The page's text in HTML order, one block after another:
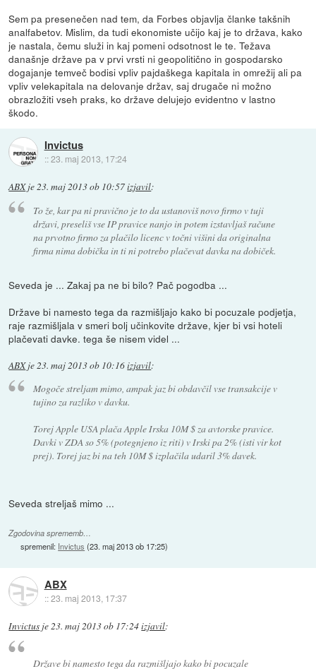
Sem pa presenečen nad tem, da Forbes objavlja članke takšnih
analfabetov. Mislim, da tudi ekonomiste učijo kaj je to država, kako
je nastala, čemu služi in kaj pomeni odsotnost le te. Težava
današnje države pa v prvi vrsti ni geopolitično in gospodarsko
dogajanje temveč bodisi vpliv pajdaškega kapitala in omrežij ali pa
vpliv velekapitala na delovanje držav, saj drugače ni možno
obrazložiti vseh praks, ko države delujejo evidentno v lastno
škodo.
Invictus
::23. maj 2013, 17:24
ABXje23. maj 2013 ob 10:57izjavil:
To že, kar pa ni pravično je to da ustanoviš novo firmo v tuji
državi, preseliš vse IP pravice nanjo in potem izstavljaš račune
na prvotno firmo za plačilo licenc v točni višini da originalna
firma nima dobička in ti ni potrebo plačevat davka na dobiček.
Seveda je ... Zakaj pa ne bi bilo? Pač pogodba ...
Države bi namesto tega da razmišljajo kako bi pocuzale podjetja,
raje razmišljala v smeri bolj učinkovite države, kjer bi vsi hoteli
plačevati davke. tega še nisem videl ...
ABXje23. maj 2013 ob 10:16izjavil:
Mogoče streljam mimo, ampak jaz bi obdavčil vse transakcije v
tujino za razliko v davku.
Torej Apple USA plača Apple Irska 10M $ za avtorske pravice.
Davki v ZDA so 5% (potegnjeno iz riti) v Irski pa 2% (isti vir kot
prej). Torej jaz bi na teh 10M $ izplačila udaril 3% davek.
Seveda streljaš mimo ...
Zgodovina sprememb…
spremenil: Invictus (23. maj 2013 ob 17:25)
ABX
::23. maj 2013, 17:37
Invictus je23. maj 2013 ob 17:24izjavil:
Države bi namesto tega da razmišljajo kako bi pocuzale